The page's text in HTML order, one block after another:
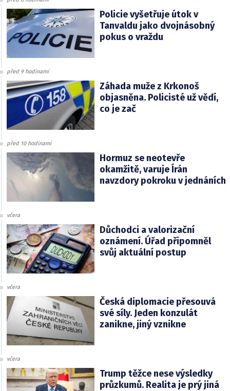
Policie vyšetřuje útok v
Tanvaldu jako dvojnásobný
pokus o vraždu
před 9 hodinami
Záhada muže z Krkonoš
objasněna. Policisté už vědí,
co je zač
před 10 hodinami
Hormuz se neotevře
okamžitě, varuje Írán
navzdory pokroku v jednáních
včera
Důchodci a valorizační
oznámení. Úřad připomněl
svůj aktuální postup
včera
Česká diplomacie přesouvá
své síly. Jeden konzulát
zanikne, jiný vznikne
včera
Trump těžce nese výsledky
průzkumů. Realita je prý jiná